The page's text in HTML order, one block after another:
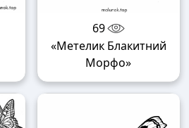
69
«Метелик Блакитний
Морфо»